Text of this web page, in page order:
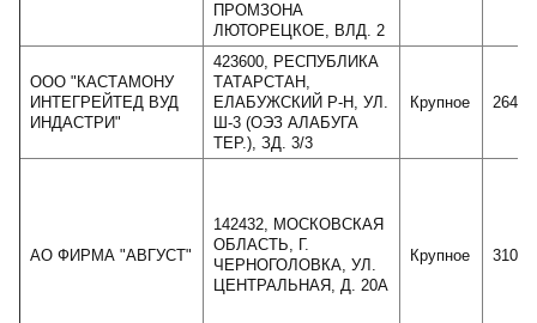
ПРОМЗОНА
ЛЮТОРЕЦКОЕ, ВЛД. 2
ООО "КАСТАМОНУ
ИНТЕГРЕЙТЕД ВУД
ИНДАСТРИ"
423600, РЕСПУБЛИКА
ТАТАРСТАН,
ЕЛАБУЖСКИЙ Р-Н, УЛ.
Ш-3 (ОЭЗ АЛАБУГА
ТЕР.), ЗД. 3/3
Крупное
АО ФИРМА "АВГУСТ"
142432, МОСКОВСКАЯ
ОБЛАСТЬ, Г.
ЧЕРНОГОЛОВКА, УЛ.
ЦЕНТРАЛЬНАЯ, Д. 20А
Крупное